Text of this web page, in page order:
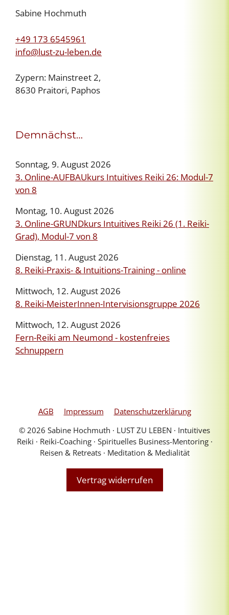
Sabine Hochmuth
+49 173 6545961
info@lust-zu-leben.de
Zypern: Mainstreet 2,
8630 Praitori, Paphos
Demnächst…
Sonntag, 9. August 2026
3. Online-AUFBAUkurs Intuitives Reiki 26: Modul-7
von 8
Montag, 10. August 2026
3. Online-GRUNDkurs Intuitives Reiki 26 (1. Reiki-
Grad), Modul-7 von 8
Dienstag, 11. August 2026
8. Reiki-Praxis- & Intuitions-Training - online
Mittwoch, 12. August 2026
8. Reiki-MeisterInnen-Intervisionsgruppe 2026
Mittwoch, 12. August 2026
Fern-Reiki am Neumond - kostenfreies
Schnuppern
AGB Impressum
Datenschutzerklärung
© 2026 Sabine Hochmuth ∙ LUST ZU LEBEN ∙ Intuitives
Reiki ∙ Reiki-Coaching ∙ Spirituelles Business-Mentoring ∙
Reisen & Retreats ∙ Meditation & Medialität
Vertrag widerrufen